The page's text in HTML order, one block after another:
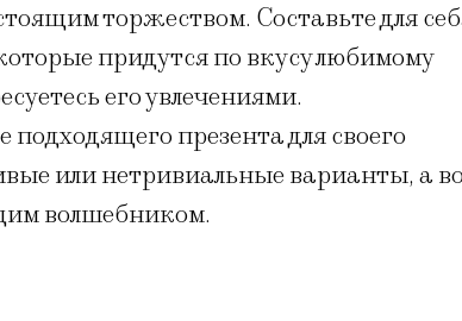
торжеством. Составьте для
придутся по вкусу любимому
его увлечениями.
презента для своего
или нетривиальные варианты, а
волшебником.